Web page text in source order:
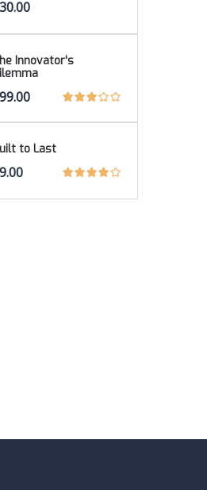
30.00
Innovator's
99.00
to Last
9.00